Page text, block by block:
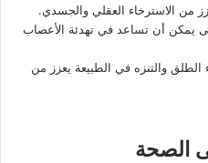
من الاسترخاء العقلي والجسدي.
يمكن أن تساعد في تهدئة الأعصاب
والتنزه في الطبيعة يعزز من
الصحة